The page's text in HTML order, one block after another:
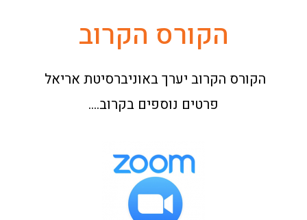
הקורס הקרוב
הקורס הקרוב יערך באוניברסיטת אריאל
פרטים נוספים בקרוב….